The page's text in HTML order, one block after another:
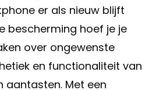
er als nieuw blijft
bescherming hoef je je
over ongewenste
en functionaliteit van
aantasten. Met een